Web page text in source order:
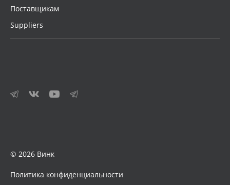
Поставщикам
Suppliers
© 2026 Винк
Политика конфиденциальности